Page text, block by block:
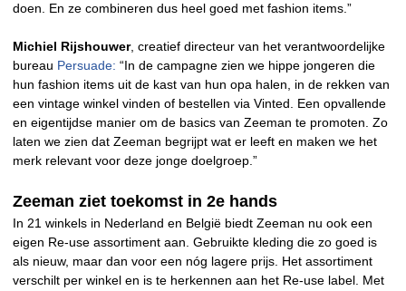
doen. En ze combineren dus heel goed met fashion items.”
Michiel Rijshouwer, creatief directeur van het verantwoordelijke
bureau Persuade: “In de campagne zien we hippe jongeren die
hun fashion items uit de kast van hun opa halen, in de rekken van
een vintage winkel vinden of bestellen via Vinted. Een opvallende
en eigentijdse manier om de basics van Zeeman te promoten. Zo
laten we zien dat Zeeman begrijpt wat er leeft en maken we het
merk relevant voor deze jonge doelgroep.”
Zeeman ziet toekomst in 2e hands
In 21 winkels in Nederland en België biedt Zeeman nu ook een
eigen Re-use assortiment aan. Gebruikte kleding die zo goed is
als nieuw, maar dan voor een nóg lagere prijs. Het assortiment
verschilt per winkel en is te herkennen aan het Re-use label. Met